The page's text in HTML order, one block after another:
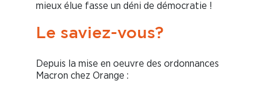
mieux élue fasse un déni de démocratie !
Le saviez-vous?
Depuis la mise en oeuvre des ordonnances
Macron chez Orange :